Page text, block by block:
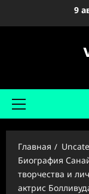
9
Основное
Главная
Биография
творчества и
актрис